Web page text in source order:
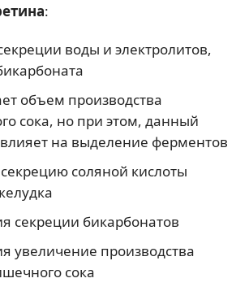
:
воды и электролитов,
объем производства
сока, но при этом, данный
на выделение ферментов
соляной кислоты
секреции бикарбонатов
увеличение производства
сока